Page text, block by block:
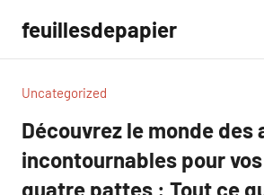
contenu
feuillesdepapier
Uncategorized
Découvrez le monde des
incontournables pour
quatre pattes : Tout ce